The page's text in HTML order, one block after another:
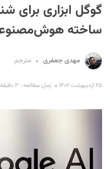
گوگل ابزاری برای
ساخته
مهدی جعفری مترجم
۲۵ اردیبهشت ۱۴۰۲ زمان مطالعه : ۳ دقیقه